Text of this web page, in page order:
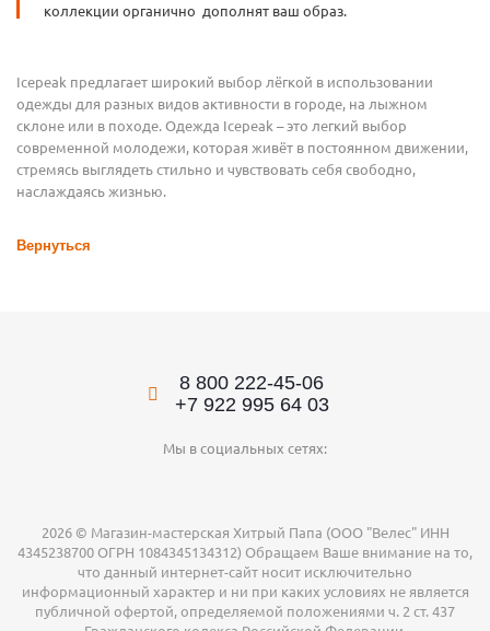
коллекции органично дополнят ваш образ.
Icepeak предлагает широкий выбор лёгкой в использовании
одежды для разных видов активности в городе, на лыжном
склоне или в походе. Одежда Icepeak – это легкий выбор
современной молодежи, которая живёт в постоянном движении,
стремясь выглядеть стильно и чувствовать себя свободно,
наслаждаясь жизнью.
Вернуться
8 800 222-45-06
+7 922 995 64 03
Мы в социальных сетях:
2026 © Магазин-мастерская Хитрый Папа (ООО "Велес" ИНН
4345238700 ОГРН 1084345134312) Обращаем Ваше внимание на то,
что данный интернет-сайт носит исключительно
информационный характер и ни при каких условиях не является
публичной офертой, определяемой положениями ч. 2 ст. 437